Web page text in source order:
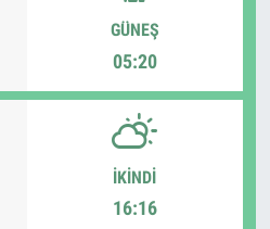
GÜNEŞ
05:20
İKINDI
16:16